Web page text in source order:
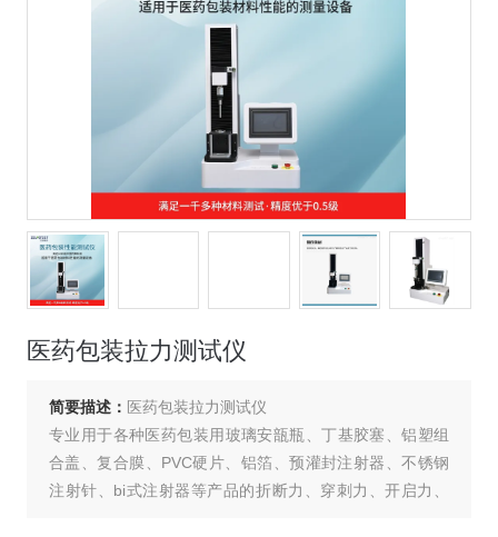
医药包装拉力测试仪
简要描述： 医药包装拉力测试仪
专业用于各种医药包装用玻璃安瓿瓶、丁基胶塞、铝塑组
合盖、复合膜、PVC硬片、铝箔、预灌封注射器、不锈钢
注射针、bi式注射器等产品的折断力、穿刺力、开启力、